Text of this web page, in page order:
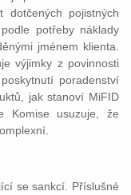
dotčených pojistných
potřeby náklady
jménem klienta.
výjimky z povinnosti
poradenství
jak stanoví MiFID
Komise usuzuje, že
komplexní.
se sankcí. Příslušné